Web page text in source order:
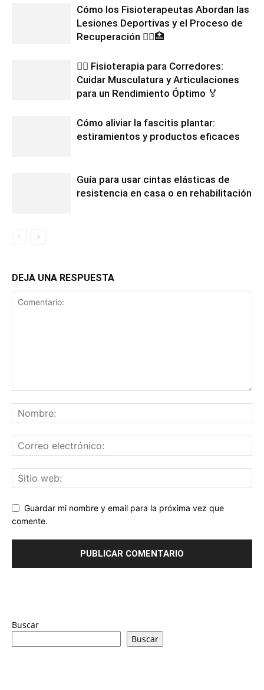
Cómo los Fisioterapeutas Abordan las
Lesiones Deportivas y el Proceso de
Recuperación 🏃‍♀️🏥
🏃‍♂️ Fisioterapia para Corredores:
Cuidar Musculatura y Articulaciones
para un Rendimiento Óptimo 🏅
Cómo aliviar la fascitis plantar:
estiramientos y productos eficaces
Guía para usar cintas elásticas de
resistencia en casa o en rehabilitación
DEJA UNA RESPUESTA
Guardar mi nombre y email para la próxima vez que
comente.
Buscar
Buscar